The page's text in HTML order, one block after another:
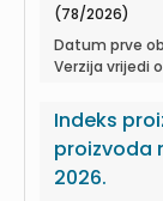
(78/2026)
Datum prve
Verzija vrijedi
Indeks
proizvoda
2026.